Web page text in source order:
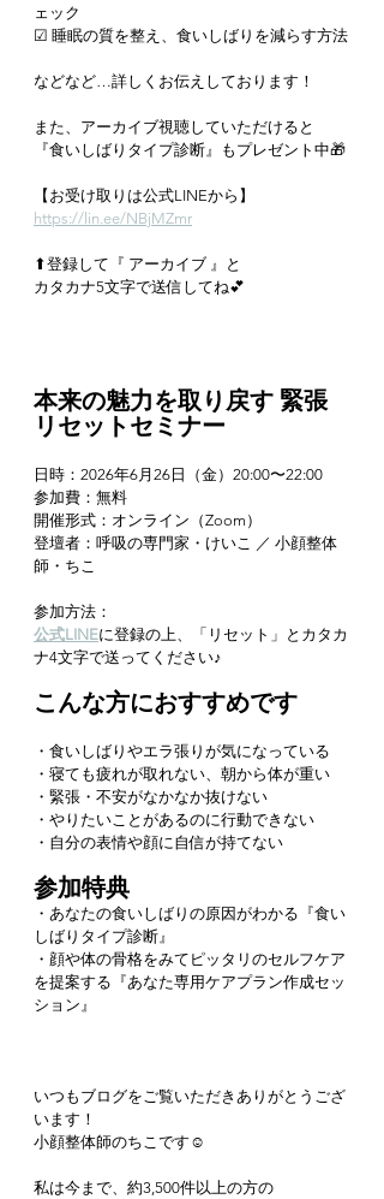
ェック
☑︎ 睡眠の質を整え、食いしばりを減らす方法
などなど…詳しくお伝えしております！
また、アーカイブ視聴していただけると
『食いしばりタイプ診断』もプレゼント中🎁
【お受け取りは公式LINEから】
https://lin.ee/NBjMZmr
⬆︎登録して『 アーカイブ 』と
カタカナ5文字で送信してね💕︎
本来の魅力を取り戻す 緊張
リセットセミナー
日時：2026年6月26日（金）20:00〜22:00
参加費：無料
開催形式：オンライン（Zoom）
登壇者：呼吸の専門家・けいこ ／ 小顔整体
師・ちこ
参加方法：
公式LINEに登録の上、「リセット」とカタカ
ナ4文字で送ってください♪
こんな方におすすめです
・食いしばりやエラ張りが気になっている
・寝ても疲れが取れない、朝から体が重い
・緊張・不安がなかなか抜けない
・やりたいことがあるのに行動できない
・自分の表情や顔に自信が持てない
参加特典
・あなたの食いしばりの原因がわかる『食い
しばりタイプ診断』
・顔や体の骨格をみてピッタリのセルフケア
を提案する『あなた専用ケアプラン作成セッ
ション』
いつもブログをご覧いただきありがとうござ
います！
小顔整体師のちこです☺️
私は今まで、約3,500件以上の方の